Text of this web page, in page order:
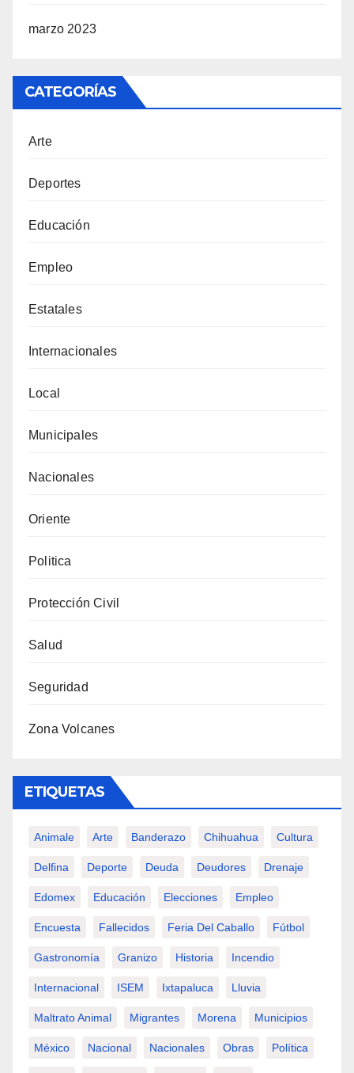
marzo 2023
CATEGORÍAS
Arte
Deportes
Educación
Empleo
Estatales
Internacionales
Local
Municipales
Nacionales
Oriente
Politica
Protección Civil
Salud
Seguridad
Zona Volcanes
ETIQUETAS
Animale Arte Banderazo Chihuahua Cultura
Delfina Deporte Deuda Deudores Drenaje
Edomex Educación Elecciones Empleo
Encuesta Fallecidos Feria Del Caballo Fútbol
Gastronomía Granizo Historia Incendio
Internacional ISEM Ixtapaluca Lluvia
Maltrato Animal Migrantes Morena Municipios
México Nacional Nacionales Obras Política